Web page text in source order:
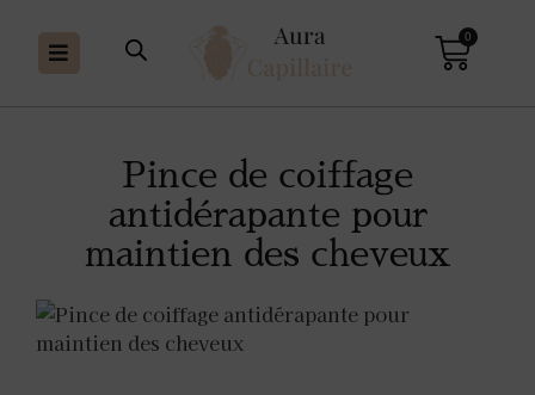
0
Pince de coiffage
antidérapante pour
maintien des cheveux